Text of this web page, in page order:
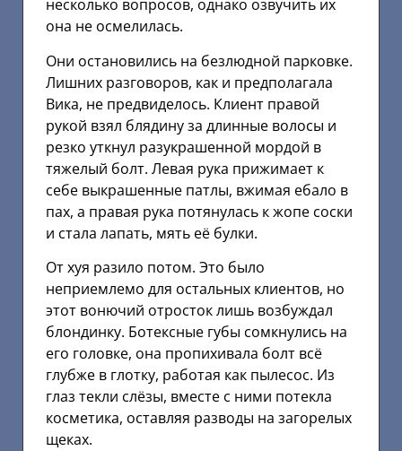
несколько вопросов, однако озвучить их
она не осмелилась.
Они остановились на безлюдной парковке.
Лишних разговоров, как и предполагала
Вика, не предвиделось. Клиент правой
рукой взял блядину за длинные волосы и
резко уткнул разукрашенной мордой в
тяжелый болт. Левая рука прижимает к
себе выкрашенные патлы, вжимая ебало в
пах, а правая рука потянулась к жопе соски
и стала лапать, мять её булки.
От хуя разило потом. Это было
неприемлемо для остальных клиентов, но
этот вонючий отросток лишь возбуждал
блондинку. Ботексные губы сомкнулись на
его головке, она пропихивала болт всё
глубже в глотку, работая как пылесос. Из
глаз текли слёзы, вместе с ними потекла
косметика, оставляя разводы на загорелых
щеках.